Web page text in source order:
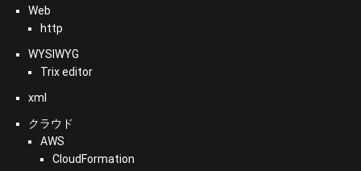
Web
http
WYSIWYG
Trix editor
xml
クラウド
AWS
CloudFormation